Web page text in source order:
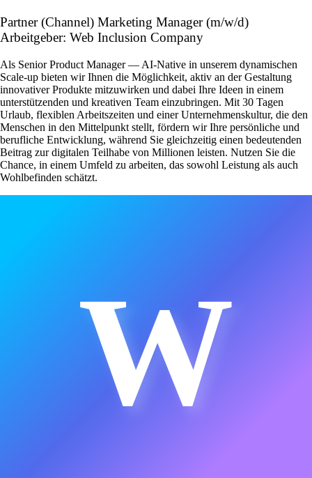
Partner (Channel) Marketing Manager (m/w/d)
Arbeitgeber: Web Inclusion Company
Als Senior Product Manager — AI-Native in unserem dynamischen
Scale-up bieten wir Ihnen die Möglichkeit, aktiv an der Gestaltung
innovativer Produkte mitzuwirken und dabei Ihre Ideen in einem
unterstützenden und kreativen Team einzubringen. Mit 30 Tagen
Urlaub, flexiblen Arbeitszeiten und einer Unternehmenskultur, die den
Menschen in den Mittelpunkt stellt, fördern wir Ihre persönliche und
berufliche Entwicklung, während Sie gleichzeitig einen bedeutenden
Beitrag zur digitalen Teilhabe von Millionen leisten. Nutzen Sie die
Chance, in einem Umfeld zu arbeiten, das sowohl Leistung als auch
Wohlbefinden schätzt.
W